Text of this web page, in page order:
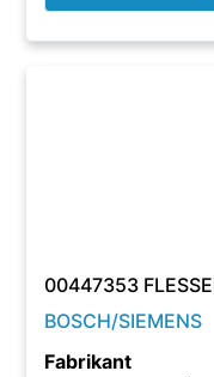
00447353
BOSCH/SIEMENS
Fabrikant